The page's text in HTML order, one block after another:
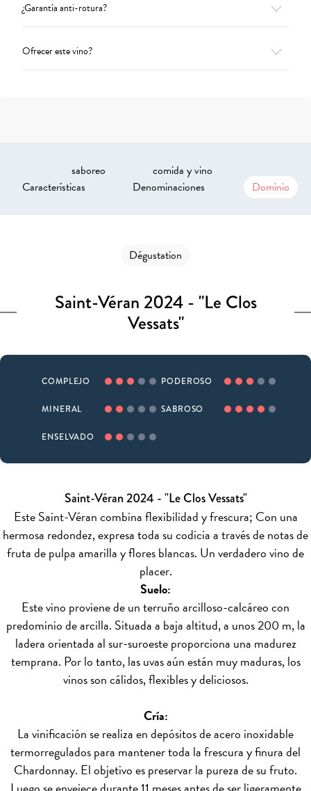
¿Garantía anti-rotura?
Ofrecer este vino?
saboreo
comida y vino
Características
Denominaciones Dominio
Dégustation
Saint-Véran 2024 - "Le Clos
Vessats"
COMPLEJO PODEROSO
MINERAL SABROSO
ENSELVADO
Saint-Véran 2024 - "Le Clos Vessats"
Este Saint-Véran combina flexibilidad y frescura; Con una
hermosa redondez, expresa toda su codicia a través de notas de
fruta de pulpa amarilla y flores blancas. Un verdadero vino de
placer.
Suelo:
Este vino proviene de un terruño arcilloso-calcáreo con
predominio de arcilla. Situada a baja altitud, a unos 200 m, la
ladera orientada al sur-suroeste proporciona una madurez
temprana. Por lo tanto, las uvas aún están muy maduras, los
vinos son cálidos, flexibles y deliciosos.
Cría:
La vinificación se realiza en depósitos de acero inoxidable
termorregulados para mantener toda la frescura y finura del
Chardonnay. El objetivo es preservar la pureza de su fruto.